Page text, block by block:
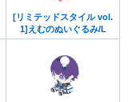
[リミテッドスタイル vol.
1]えむのぬいぐるみ/L